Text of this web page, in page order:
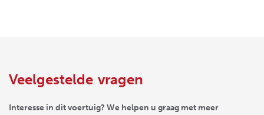
Veelgestelde vragen
Interesse in dit voertuig? We helpen u graag met meer